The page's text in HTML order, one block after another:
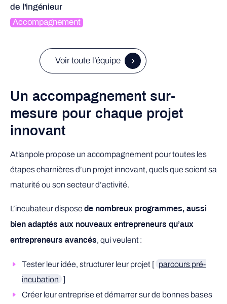
de l'ingénieur
Accompagnement
Voir toute l’équipe
Un accompagnement sur-
mesure pour chaque projet
innovant
Atlanpole propose un accompagnement pour toutes les
étapes charnières d’un projet innovant, quels que soient sa
maturité ou son secteur d’activité.
L’incubateur dispose de nombreux programmes, aussi
bien adaptés aux nouveaux entrepreneurs qu’aux
entrepreneurs avancés, qui veulent :
Tester leur idée, structurer leur projet [ parcours pré-
incubation ]
Créer leur entreprise et démarrer sur de bonnes bases